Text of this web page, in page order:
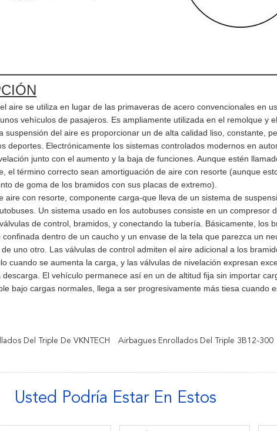
aire se utiliza en lugar de las primaveras de acero convencionales en
vehículos de pasajeros. Es ampliamente utilizada en el remolque y
suspensión del aire es proporcionar un de alta calidad liso, constante,
deportes. Electrónicamente los sistemas controlados modernos en
junto con el aumento y la baja de funciones. Aunque estén
el término correcto sean amortiguación de aire con resorte (aunque
de goma de los bramidos con sus placas de extremo).
aire con resorte, componente carga-que lleva de un sistema de
Un sistema usado en los autobuses consiste en un compresor
de control, bramidos, y conectando la tubería. Básicamente, los
confinada dentro de un caucho y un envase de la tela que parezca un
uno otro. Las válvulas de control admiten el aire adicional a los
cuando se aumenta la carga, y las válvulas de nivelación expresan
descarga. El vehículo permanece así en un de altitud fija sin importar
bajo cargas normales, llega a ser progresivamente más tiesa cuando
Del Triple De VKNTECH Airbagues Enrollados Del Triple 3B12-300
Usted Podría Estar En Estos